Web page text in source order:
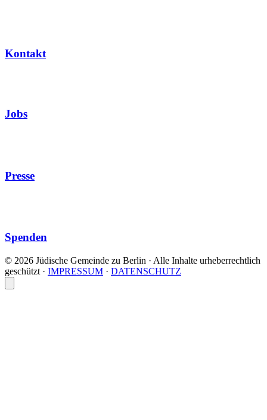
Kontakt
Jobs
Presse
Spenden
© 2026 Jüdische Gemeinde zu Berlin · Alle Inhalte urheberrechtlich
geschützt · IMPRESSUM · DATENSCHUTZ